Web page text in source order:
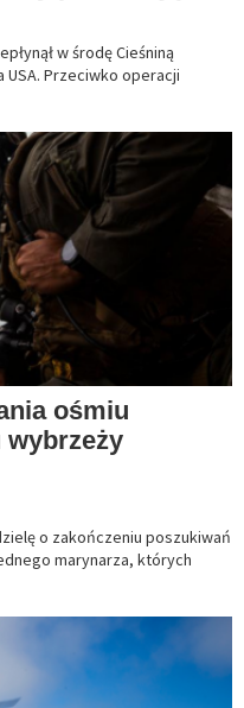
w środę Cieśniną
USA. Przeciwko operacji
ośmiu
wybrzeży
o zakończeniu poszukiwań
marynarza, których